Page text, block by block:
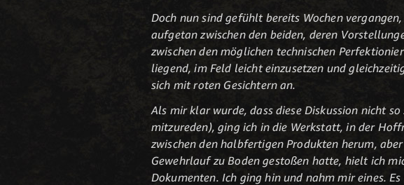
Doch nun sind gefühlt bereits Wochen
aufgetan zwischen den beiden, deren
zwischen den möglichen technischen
liegend, im Feld leicht einzusetzen und
sich mit roten Gesichtern an.
Als mir klar wurde, dass diese Diskussion nicht
mitzureden), ging ich in die Werkstatt, in der
zwischen den halbfertigen Produkten herum,
Gewehrlauf zu Boden gestoßen hatte, hielt ich
Dokumenten. Ich ging hin und nahm mir eines.